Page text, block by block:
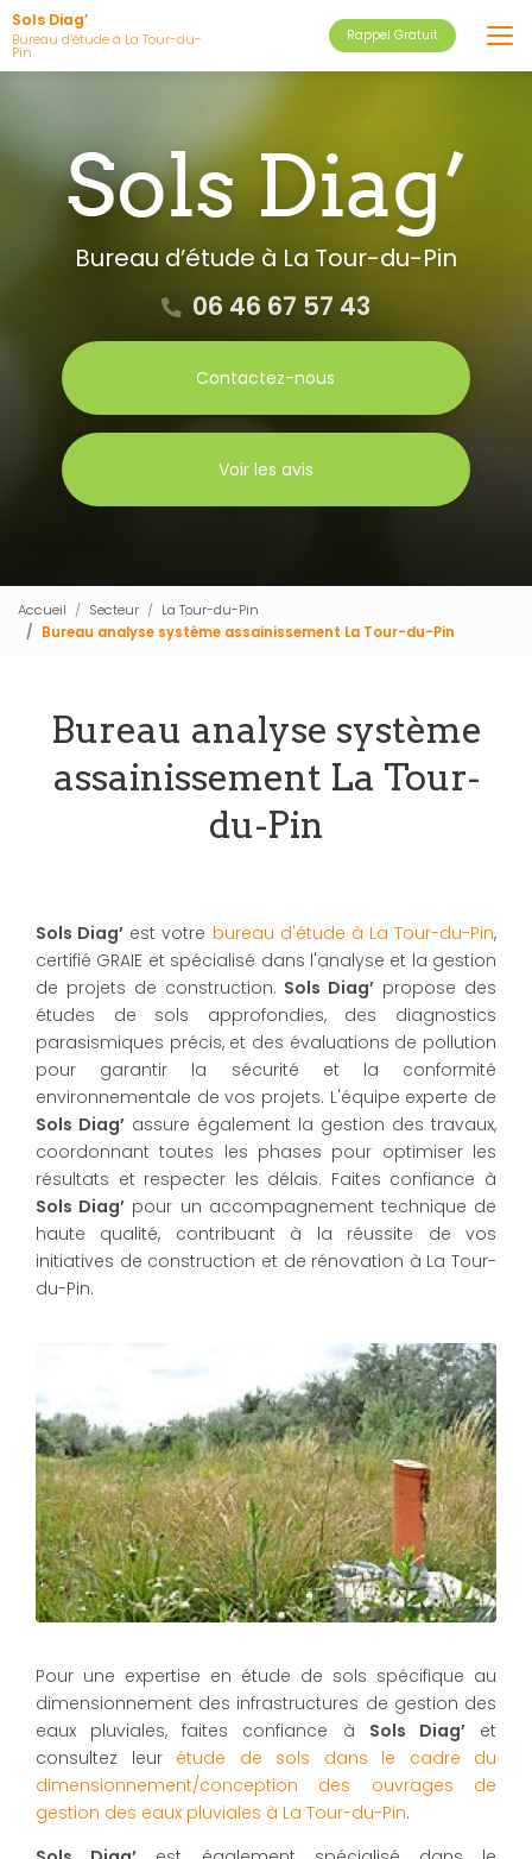
Aller
au
contenu
Sols Diag’
Bureau d’étude à La Tour-du-
Pin
Rappel Gratuit
Bureau d’étude à La Tour-du-Pin
06 46 67 57 43
Contactez-nous
Voir les avis
Accueil Secteur
La Tour-du-Pin
Bureau analyse système assainissement La Tour-du-Pin
Bureau analyse système
assainissement La Tour-
du-Pin
Sols Diag’ est votre bureau d'étude à La Tour-du-Pin,
certifié GRAIE et spécialisé dans l'analyse et la gestion
de projets de construction. Sols Diag’ propose des
études de sols approfondies, des diagnostics
parasismiques précis, et des évaluations de pollution
pour garantir la sécurité et la conformité
environnementale de vos projets. L'équipe experte de
Sols Diag’ assure également la gestion des travaux,
coordonnant toutes les phases pour optimiser les
résultats et respecter les délais. Faites confiance à
Sols Diag’ pour un accompagnement technique de
haute qualité, contribuant à la réussite de vos
initiatives de construction et de rénovation à La Tour-
du-Pin.
Pour une expertise en étude de sols spécifique au
dimensionnement des infrastructures de gestion des
eaux pluviales, faites confiance à Sols Diag’et
consultez leur étude de sols dans le cadre du
dimensionnement/conception des ouvrages de
gestion des eaux pluviales à La Tour-du-Pin.